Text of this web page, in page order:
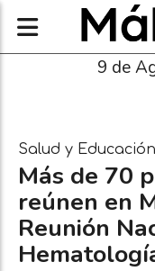
9 de
Más de 70
reúnen en
Reunión
Salud y Educación